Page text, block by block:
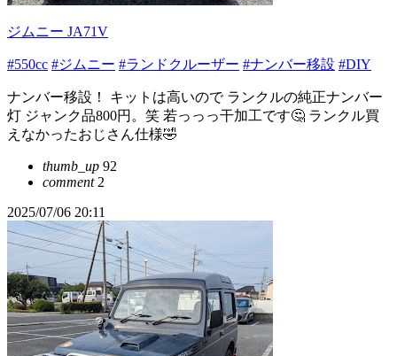
ジムニー JA71V
#550cc #ジムニー #ランドクルーザー #ナンバー移設 #DIY
ナンバー移設！ キットは高いので ランクルの純正ナンバー
灯 ジャンク品800円。笑 若っっっ干加工です🤔 ランクル買
えなかったおじさん仕様🤣
thumb_up 92
comment2
2025/07/06 20:11